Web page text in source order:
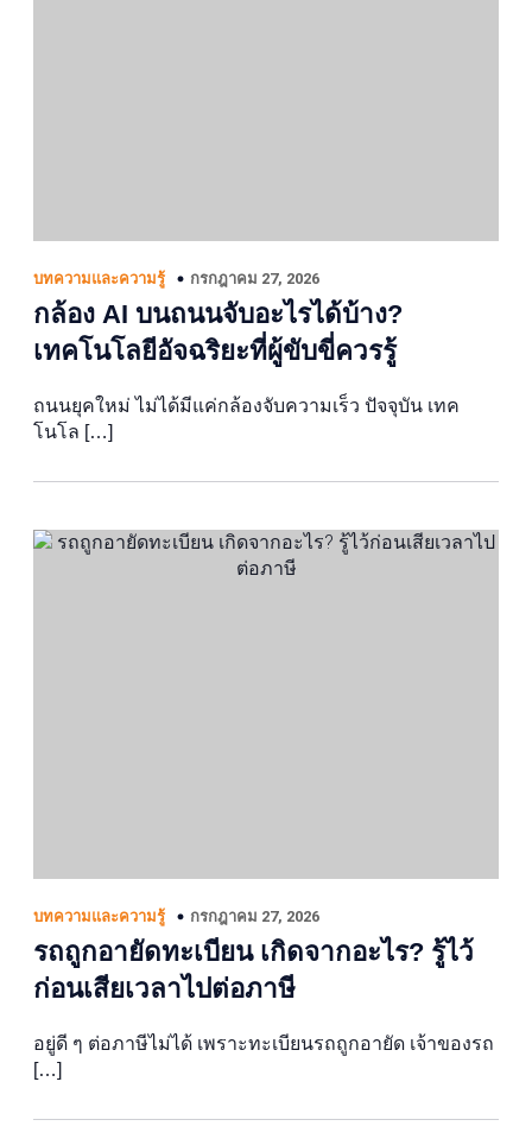
บทความและความรู้ กรกฎาคม 27, 2026
กล้อง AI บนถนนจับอะไรได้บ้าง?
เทคโนโลยีอัจฉริยะที่ผู้ขับขี่ควรรู้
ถนนยุคใหม่ ไม่ได้มีแค่กล้องจับความเร็ว ปัจจุบัน เทค
โนโล […]
บทความและความรู้ กรกฎาคม 27, 2026
รถถูกอายัดทะเบียน เกิดจากอะไร? รู้ไว้
ก่อนเสียเวลาไปต่อภาษี
อยู่ดี ๆ ต่อภาษีไม่ได้ เพราะทะเบียนรถถูกอายัด เจ้าของรถ
[…]